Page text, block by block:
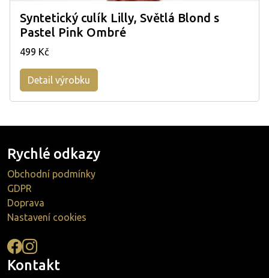
Syntetický culík Lilly, Světlá Blond s
Pastel Pink Ombré
499 Kč
Detail výrobku
Rychlé odkazy
Obchodní podmínky
GDPR
Doprava
Nastavení cookies
Kontakt